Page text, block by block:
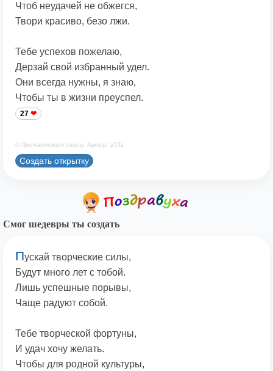
Чтоб неудачей не обжегся,
Твори красиво, безо лжи.
Тебе успехов пожелаю,
Дерзай свой избранный удел.
Они всегда нужны, я знаю,
Чтобы ты в жизни преуспел.
27
© Принадлежит сайту. Автор: z55z
Создать открытку
Смог шедевры ты создать
Пускай творческие силы,
Будут много лет с тобой.
Лишь успешные порывы,
Чаще радуют собой.
Тебе творческой фортуны,
И удач хочу желать.
Чтобы для родной культуры,